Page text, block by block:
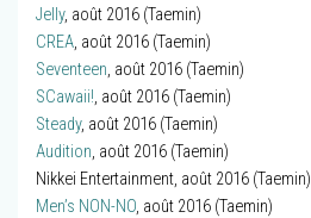
Jelly, août 2016 (Taemin)
CREA, août 2016 (Taemin)
Seventeen, août 2016 (Taemin)
SCawaii!, août 2016 (Taemin)
Steady, août 2016 (Taemin)
Audition, août 2016 (Taemin)
Nikkei Entertainment, août 2016 (Taemin)
Men’s NON-NO, août 2016 (Taemin)